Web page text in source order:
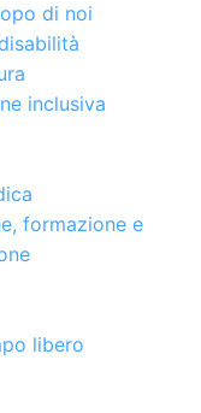
di noi
inclusiva
formazione e
libero